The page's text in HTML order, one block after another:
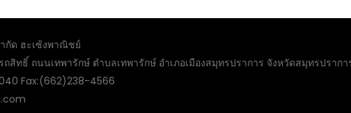
กัด ฮะเซ้งพาณิชย์
ถสิทธิ์ ถนนเทพารักษ์ ตำบลเทพารักษ์ อำเภอเมืองสมุทรปราการ จังหวัดสมุทรปรากา
Fax:(662)238-4566